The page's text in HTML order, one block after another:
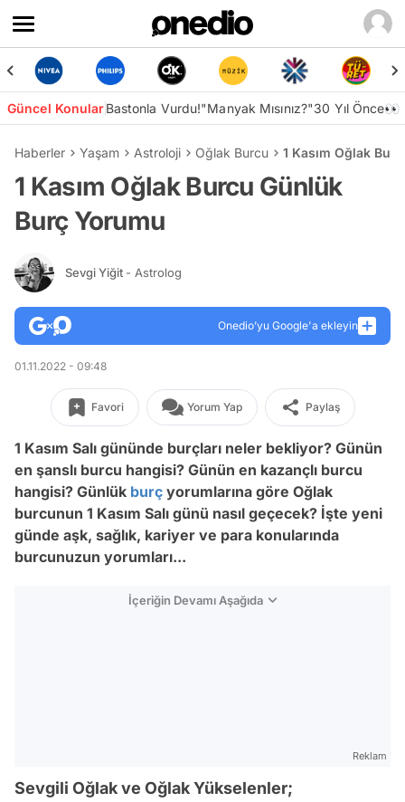
Güncel KonularBastonla Vurdu!"Manyak Mısınız?"30 Yıl Önce👀
Haberler Yaşam Astroloji Oğlak Burcu 1 Kasım Oğlak
1 Kasım Oğlak Burcu Günlük
Burç Yorumu
Sevgi Yiğit - Astrolog
Onedio’yu Google'a ekleyin
01.11.2022 - 09:48
Favori Yorum Yap Paylaş
1 Kasım Salı gününde burçları neler bekliyor? Günün
en şanslı burcu hangisi? Günün en kazançlı burcu
hangisi? Günlük burç yorumlarına göre Oğlak
burcunun 1 Kasım Salı günü nasıl geçecek? İşte yeni
günde aşk, sağlık, kariyer ve para konularında
burcunuzun yorumları...
İçeriğin Devamı Aşağıda
Reklam
Sevgili Oğlak ve Oğlak Yükselenler;